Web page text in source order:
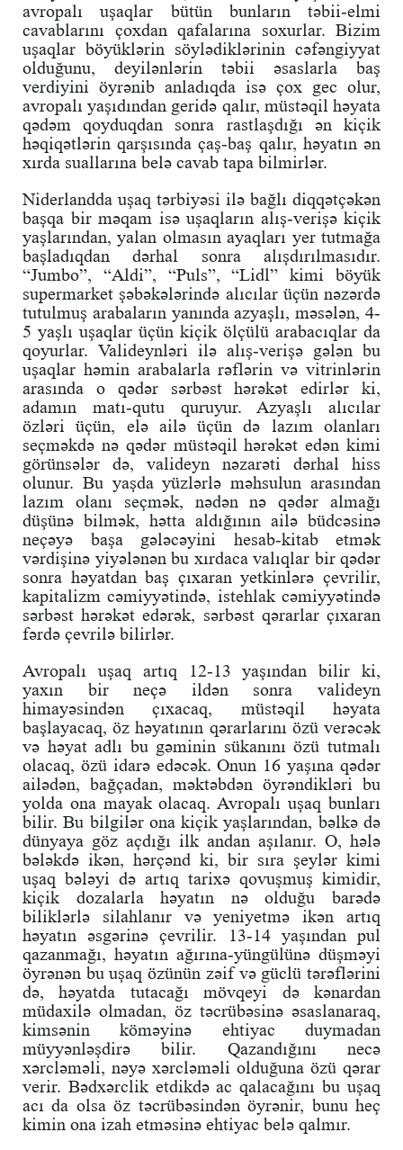
avropalı uşaqlar bütün bunların təbii-elmi
cavablarını çoxdan qafalarına soxurlar. Bizim
uşaqlar böyüklərin söylədiklərinin cəfəngiyyat
olduğunu, deyilənlərin təbii əsaslarla baş
verdiyini öyrənib anladıqda isə çox gec olur,
avropalı yaşıdından geridə qalır, müstəqil həyata
qədəm qoyduqdan sonra rastlaşdığı ən kiçik
həqiqətlərin qarşısında çaş-baş qalır, həyatın ən
xırda suallarına belə cavab tapa bilmirlər.
Niderlandda uşaq tərbiyəsi ilə bağlı diqqətçəkən
başqa bir məqam isə uşaqların alış-verişə kiçik
yaşlarından, yalan olmasın ayaqları yer tutmağa
başladıqdan dərhal sonra alışdırılmasıdır.
“Jumbo”, “Aldi”, “Puls”, “Lidl” kimi böyük
supermarket şəbəkələrində alıcılar üçün nəzərdə
tutulmuş arabaların yanında azyaşlı, məsələn, 4-
5 yaşlı uşaqlar üçün kiçik ölçülü arabacıqlar da
qoyurlar. Valideynləri ilə alış-verişə gələn bu
uşaqlar həmin arabalarla rəflərin və vitrinlərin
arasında o qədər sərbəst hərəkət edirlər ki,
adamın matı-qutu quruyur. Azyaşlı alıcılar
özləri üçün, elə ailə üçün də lazım olanları
seçməkdə nə qədər müstəqil hərəkət edən kimi
görünsələr də, valideyn nəzarəti dərhal hiss
olunur. Bu yaşda yüzlərlə məhsulun arasından
lazım olanı seçmək, nədən nə qədər almağı
düşünə bilmək, hətta aldığının ailə büdcəsinə
neçəyə başa gələcəyini hesab-kitab etmək
vərdişinə yiyələnən bu xırdaca valıqlar bir qədər
sonra həyatdan baş çıxaran yetkinlərə çevrilir,
kapitalizm cəmiyyətində, istehlak cəmiyyətində
sərbəst hərəkət edərək, sərbəst qərarlar çıxaran
fərdə çevrilə bilirlər.
Avropalı uşaq artıq 12-13 yaşından bilir ki,
yaxın bir neçə ildən sonra valideyn
himayəsindən çıxacaq, müstəqil həyata
başlayacaq, öz həyatının qərarlarını özü verəcək
və həyat adlı bu gəminin sükanını özü tutmalı
olacaq, özü idarə edəcək. Onun 16 yaşına qədər
ailədən, bağçadan, məktəbdən öyrəndikləri bu
yolda ona mayak olacaq. Avropalı uşaq bunları
bilir. Bu bilgilər ona kiçik yaşlarından, bəlkə də
dünyaya göz açdığı ilk andan aşılanır. O, hələ
bələkdə ikən, hərçənd ki, bir sıra şeylər kimi
uşaq bələyi də artıq tarixə qovuşmuş kimidir,
kiçik dozalarla həyatın nə olduğu barədə
biliklərlə silahlanır və yeniyetmə ikən artıq
həyatın əsgərinə çevrilir. 13-14 yaşından pul
qazanmağı, həyatın ağırına-yüngülünə düşməyi
öyrənən bu uşaq özünün zəif və güclü tərəflərini
də, həyatda tutacağı mövqeyi də kənardan
müdaxilə olmadan, öz təcrübəsinə əsaslanaraq,
kimsənin köməyinə ehtiyac duymadan
müyyənləşdirə bilir. Qazandığını necə
xərcləməli, nəyə xərcləməli olduğuna özü qərar
verir. Bədxərclik etdikdə ac qalacağını bu uşaq
acı da olsa öz təcrübəsindən öyrənir, bunu heç
kimin ona izah etməsinə ehtiyac belə qalmır.